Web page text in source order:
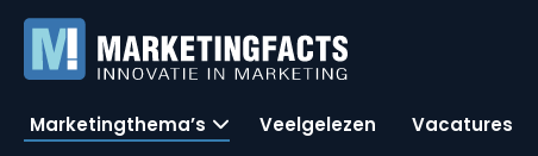
Marketingthema’s Veelgelezen Vacatures